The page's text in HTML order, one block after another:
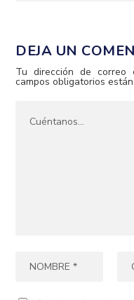
DEJA UN
Tu dirección de correo
campos obligatorios